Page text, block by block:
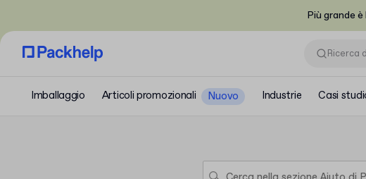
Più grande
Imballaggio Articoli promozionali Nuovo Industrie Casi